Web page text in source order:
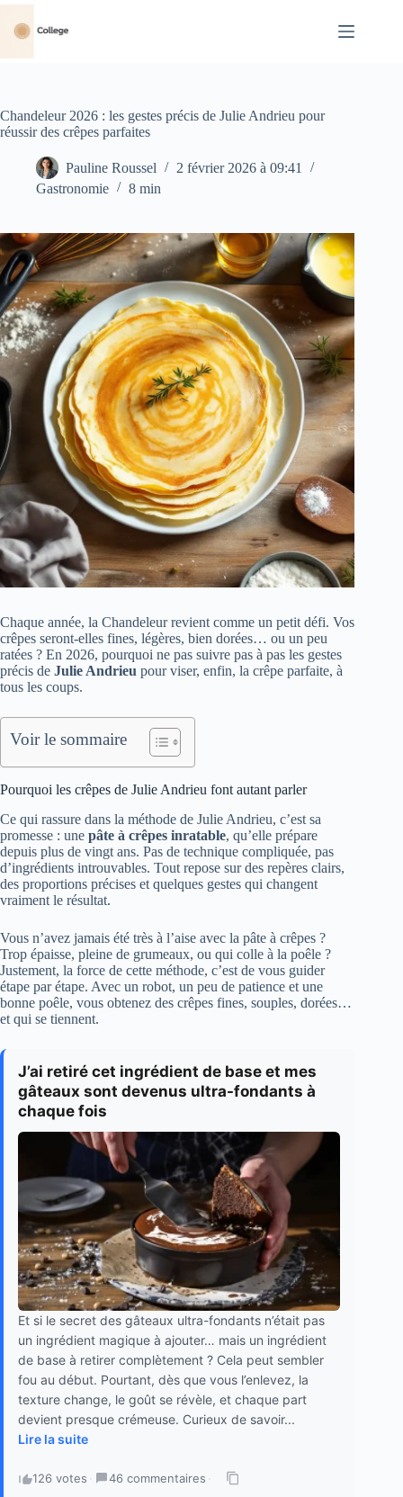
Passer
contenu
Chandeleur 2026 : les gestes précis de Julie Andrieu pour
réussir des crêpes parfaites
Pauline Roussel
2 février 2026 à 09:41
Gastronomie
8 min
Chaque année, la Chandeleur revient comme un petit défi. Vos
crêpes seront-elles fines, légères, bien dorées… ou un peu
ratées ? En 2026, pourquoi ne pas suivre pas à pas les gestes
précis de Julie Andrieu pour viser, enfin, la crêpe parfaite, à
tous les coups.
Voir le sommaire
Pourquoi les crêpes de Julie Andrieu font autant parler
Ce qui rassure dans la méthode de Julie Andrieu, c’est sa
promesse : une pâte à crêpes inratable, qu’elle prépare
depuis plus de vingt ans. Pas de technique compliquée, pas
d’ingrédients introuvables. Tout repose sur des repères clairs,
des proportions précises et quelques gestes qui changent
vraiment le résultat.
Vous n’avez jamais été très à l’aise avec la pâte à crêpes ?
Trop épaisse, pleine de grumeaux, ou qui colle à la poêle ?
Justement, la force de cette méthode, c’est de vous guider
étape par étape. Avec un robot, un peu de patience et une
bonne poêle, vous obtenez des crêpes fines, souples, dorées…
et qui se tiennent.
J’ai retiré cet ingrédient de base et mes
gâteaux sont devenus ultra-fondants à
chaque fois
Et si le secret des gâteaux ultra-fondants n’était pas
un ingrédient magique à ajouter… mais un ingrédient
de base à retirer complètement ? Cela peut sembler
fou au début. Pourtant, dès que vous l’enlevez, la
texture change, le goût se révèle, et chaque part
devient presque crémeuse. Curieux de savoir...
Lire la suite
126 votes · 46 commentaires ·